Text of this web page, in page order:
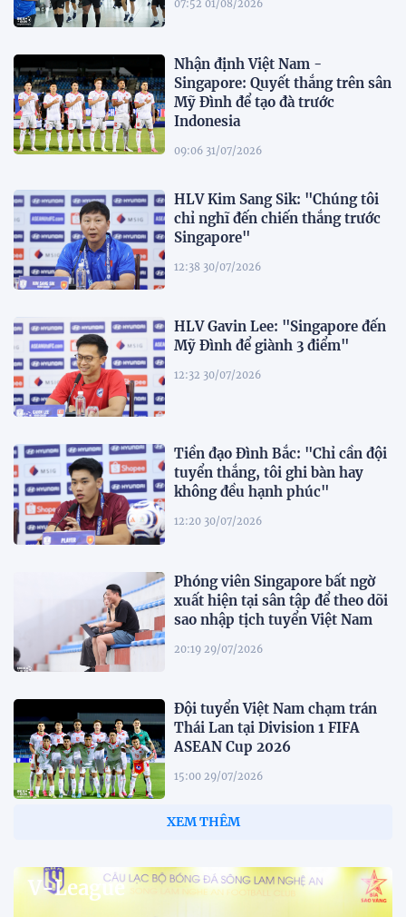
07:52 01/08/2026
Nhận định Việt Nam -
Singapore: Quyết thắng trên sân
Mỹ Đình để tạo đà trước
Indonesia
09:06 31/07/2026
HLV Kim Sang Sik: "Chúng tôi
chỉ nghĩ đến chiến thắng trước
Singapore"
12:38 30/07/2026
HLV Gavin Lee: "Singapore đến
Mỹ Đình để giành 3 điểm"
12:32 30/07/2026
Tiền đạo Đình Bắc: "Chỉ cần đội
tuyển thắng, tôi ghi bàn hay
không đều hạnh phúc"
12:20 30/07/2026
Phóng viên Singapore bất ngờ
xuất hiện tại sân tập để theo dõi
sao nhập tịch tuyển Việt Nam
20:19 29/07/2026
Đội tuyển Việt Nam chạm trán
Thái Lan tại Division 1 FIFA
ASEAN Cup 2026
15:00 29/07/2026
dịch ASIAD 2026